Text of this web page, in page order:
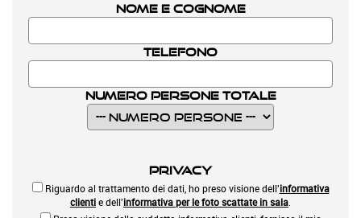
Nome e Cognome
Telefono
Numero Persone Totale
Privacy
Riguardo al trattamento dei dati, ho preso visione dell'informativa
clientie dell'informativa per le foto scattate in sala